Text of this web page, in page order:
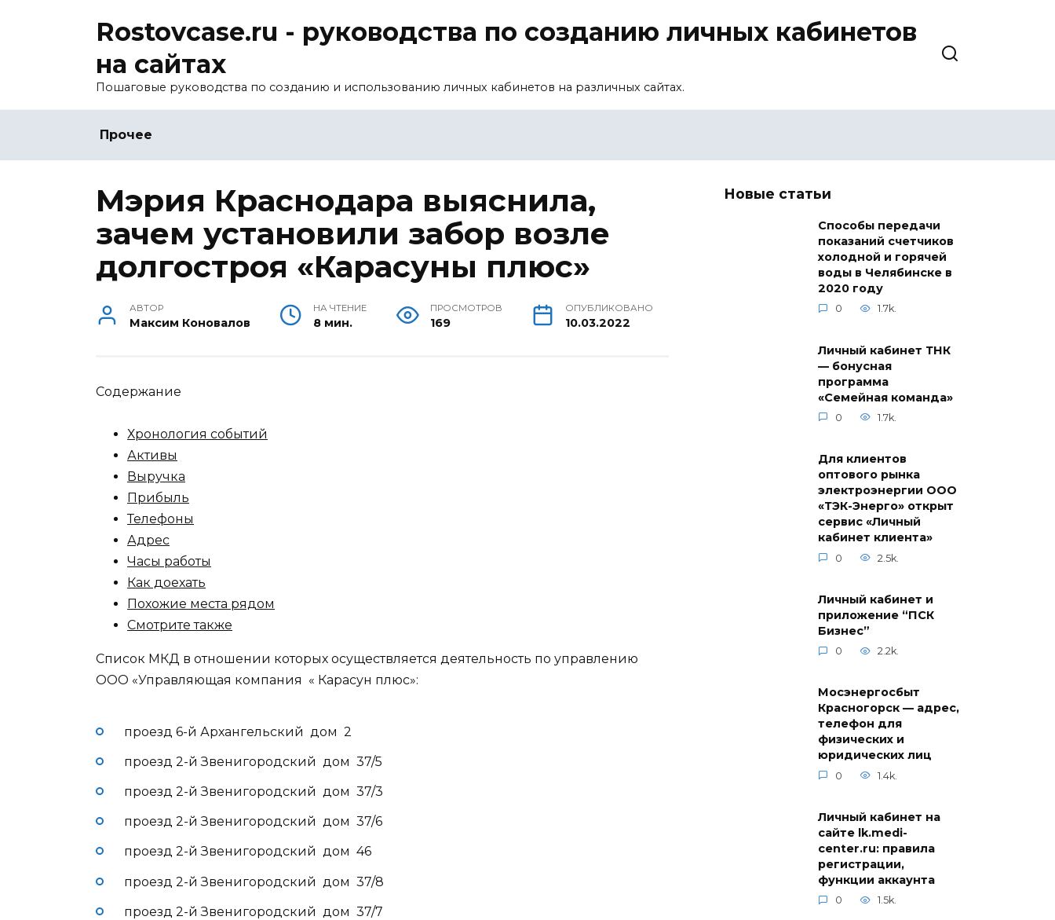
Rostovcase.ru - руководства по созданию личных кабинетов
на сайтах
Пошаговые руководства по созданию и использованию личных кабинетов на различных сайтах.
Прочее
Мэрия Краснодара выяснила,
зачем установили забор возле
долгостроя «Карасуны плюс»
АВТОР
Максим Коновалов
НА ЧТЕНИЕ
8 мин.
ПРОСМОТРОВ
169
ОПУБЛИКОВАНО
10.03.2022
Содержание
Хронология событий
Активы
Выручка
Прибыль
Телефоны
Адрес
Часы работы
Как доехать
Похожие места рядом
Смотрите также
Список МКД в отношении которых осуществляется деятельность по управлению
ООО «Управляющая компания « Карасун плюс»:
проезд 6-й Архангельский дом 2
проезд 2-й Звенигородский дом 37/5
проезд 2-й Звенигородский дом 37/3
проезд 2-й Звенигородский дом 37/6
проезд 2-й Звенигородский дом 46
проезд 2-й Звенигородский дом 37/8
проезд 2-й Звенигородский дом 37/7
Новые статьи
Способы передачи
показаний счетчиков
холодной и горячей
воды в Челябинске в
2020 году
0 1.7k.
Личный кабинет ТНК
— бонусная
программа
«Семейная команда»
0 1.7k.
Для клиентов
оптового рынка
электроэнергии ООО
«ТЭК-Энерго» открыт
сервис «Личный
кабинет клиента»
0 2.5k.
Личный кабинет и
приложение “ПСК
Бизнес”
0 2.2k.
Мосэнергосбыт
Красногорск — адрес,
телефон для
физических и
юридических лиц
0 1.4k.
Личный кабинет на
сайте lk.medi-
center.ru: правила
регистрации,
функции аккаунта
0 1.5k.